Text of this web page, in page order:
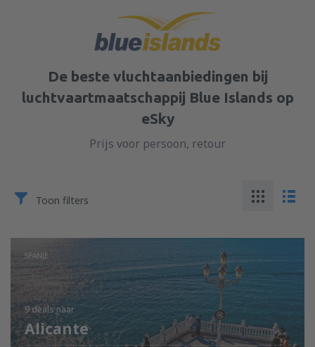
De beste vluchtaanbiedingen bij
luchtvaartmaatschappij Blue Islands op
eSky
Prijs voor persoon, retour
Toon filters
SPANJE
9 dealsnaar
Alicante